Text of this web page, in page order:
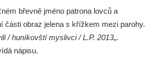
břevně jméno patrona lovců a
části obraz jelena s křížkem mezi parohy.
/ huníkovští myslivci / L.P. 2013„.
nápisu.